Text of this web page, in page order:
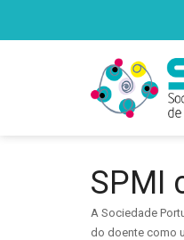
SPMI
A Sociedade
do doente como